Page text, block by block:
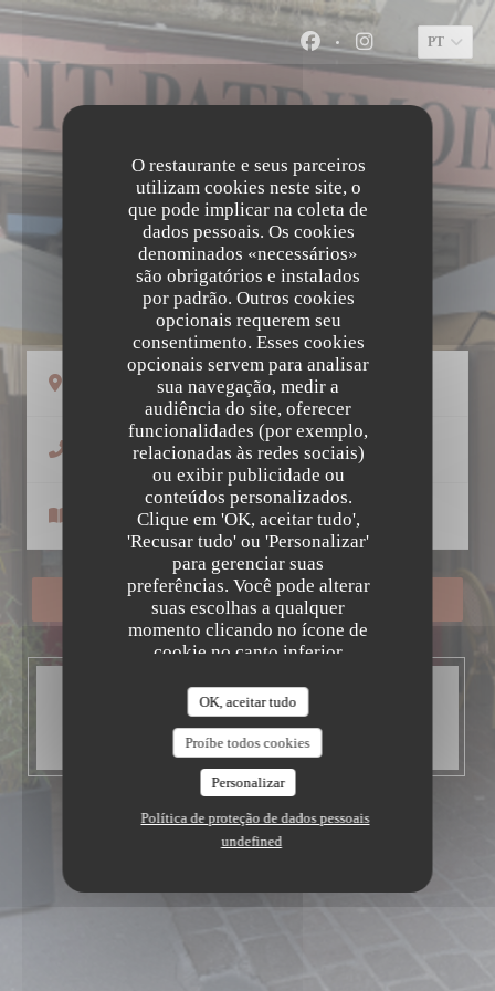
Painel de Gerenciamento de Cookies
O restaurante e seus parceiros
utilizam cookies neste site, o
que pode implicar na coleta de
dados pessoais. Os cookies
denominados «necessários»
são obrigatórios e instalados
por padrão. Outros cookies
opcionais requerem seu
consentimento. Esses cookies
opcionais servem para analisar
sua navegação, medir a
audiência do site, oferecer
funcionalidades (por exemplo,
relacionadas às redes sociais)
ou exibir publicidade ou
conteúdos personalizados.
Clique em 'OK, aceitar tudo',
'Recusar tudo' ou 'Personalizar'
para gerenciar suas
preferências. Você pode alterar
suas escolhas a qualquer
momento clicando no ícone de
cookie no canto inferior
OK, aceitar tudo
Proíbe todos cookies
Personalizar
Política de proteção de dados pessoais
undefined
PT
Facebook ((abre
Instagram
LE PETIT PATRIMOINE
HORÁRIO DE ABERTURA
Aberto hoje até 14:00
Então de 19:00 para 22:00
58 Rue Colbert 37000 Tours((abre numa nova janela))
02 47 66 05 81
RESERVAR UMA MESA
Le Petit Patrimoine